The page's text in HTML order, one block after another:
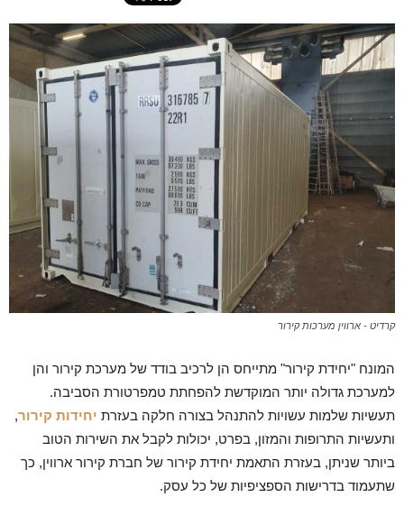
קרדיט - ארווין מערכות קירור
המונח "יחידת קירור" מתייחס הן לרכיב בודד של מערכת קירור והן
למערכת גדולה יותר המוקדשת להפחתת טמפרטורת הסביבה.
תעשיות שלמות עשויות להתנהל בצורה חלקה בעזרת יחידות קירור,
ותעשיות התרופות והמזון, בפרט, יכולות לקבל את השירות הטוב
ביותר שניתן, בעזרת התאמת יחידת קירור של חברת קירור ארווין, כך
שתעמוד בדרישות הספציפיות של כל עסק.